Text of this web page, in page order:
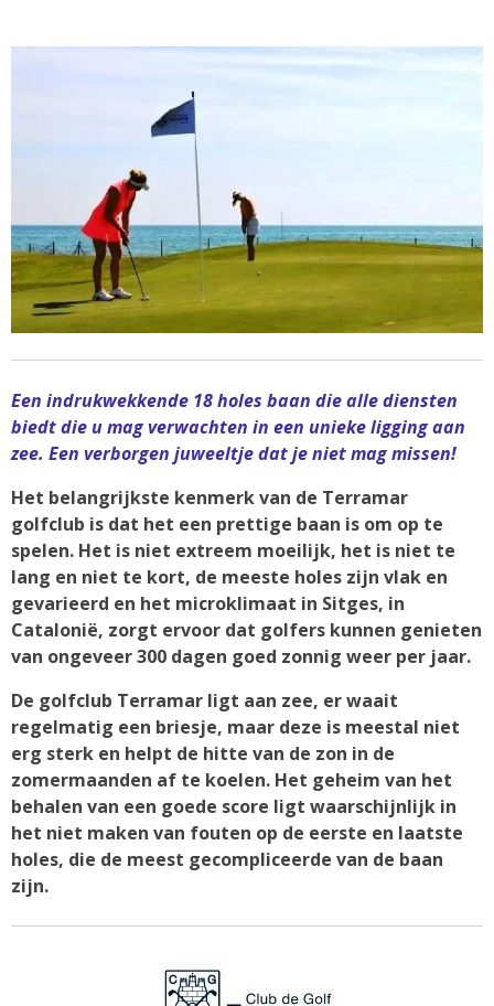
Een indrukwekkende 18 holes baan die alle diensten
biedt die u mag verwachten in een unieke ligging aan
zee. Een verborgen juweeltje dat je niet mag missen!
Het belangrijkste kenmerk van de Terramar
golfclub is dat het een prettige baan is om op te
spelen. Het is niet extreem moeilijk, het is niet te
lang en niet te kort, de meeste holes zijn vlak en
gevarieerd en het microklimaat in Sitges, in
Catalonië, zorgt ervoor dat golfers kunnen genieten
van ongeveer 300 dagen goed zonnig weer per jaar.
De golfclub Terramar ligt aan zee, er waait
regelmatig een briesje, maar deze is meestal niet
erg sterk en helpt de hitte van de zon in de
zomermaanden af te koelen. Het geheim van het
behalen van een goede score ligt waarschijnlijk in
het niet maken van fouten op de eerste en laatste
holes, die de meest gecompliceerde van de baan
zijn.